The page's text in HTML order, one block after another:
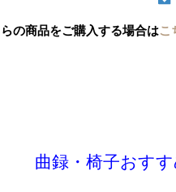
の商品をご購入する場合はこ
曲録・椅子おすす